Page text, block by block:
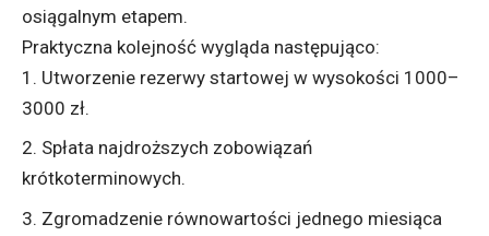
osiągalnym etapem.
Praktyczna kolejność wygląda następująco:
Utworzenie rezerwy startowej w wysokości 1000–
3000 zł.
Spłata najdroższych zobowiązań
krótkoterminowych.
Zgromadzenie równowartości jednego miesiąca